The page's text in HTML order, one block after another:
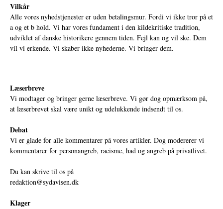
Vilkår
Alle vores nyhedstjenester er uden betalingsmur. Fordi vi ikke tror på et
a og et b hold. Vi har vores fundament i den kildekritiske tradition,
udviklet af danske historikere gennem tiden. Fejl kan og vil ske. Dem
vil vi erkende. Vi skaber ikke nyhederne. Vi bringer dem.
Læserbreve
Vi modtager og bringer gerne læserbreve. Vi gør dog opmærksom på,
at læserbrevet skal være unikt og udelukkende indsendt til os.
Debat
Vi er glade for alle kommentarer på vores artikler. Dog modererer vi
kommentarer for personangreb, racisme, had og angreb på privatlivet.
Du kan skrive til os på
redaktion@sydavisen.dk
Klager